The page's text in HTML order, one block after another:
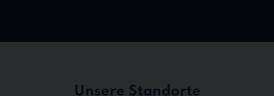
Unsere Standorte